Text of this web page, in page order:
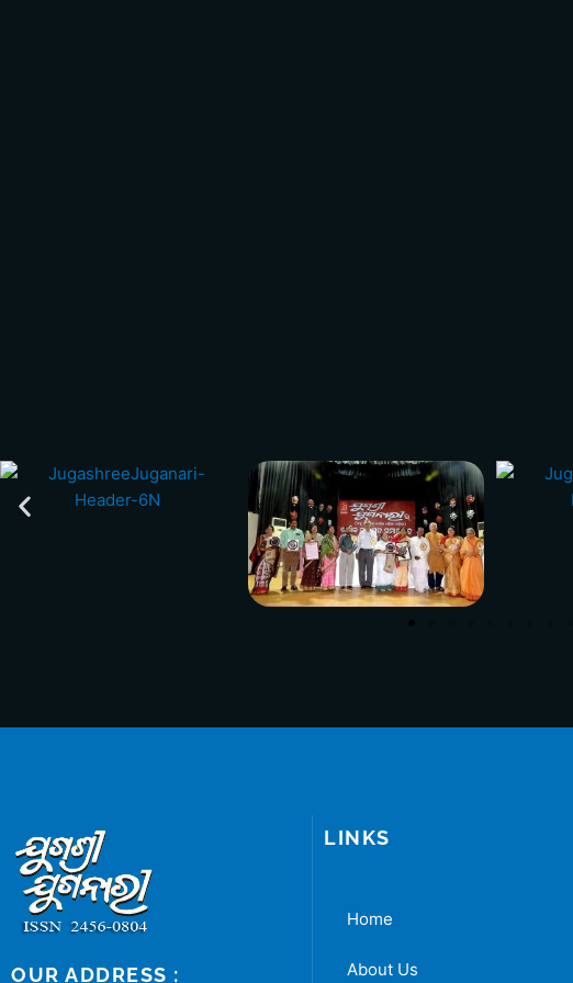
OUR ADDRESS :
LINKS
Home
About Us